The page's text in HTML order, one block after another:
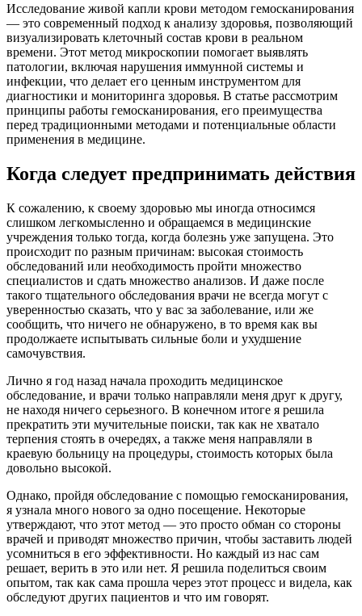
Исследование живой капли крови методом гемосканирования
— это современный подход к анализу здоровья, позволяющий
визуализировать клеточный состав крови в реальном
времени. Этот метод микроскопии помогает выявлять
патологии, включая нарушения иммунной системы и
инфекции, что делает его ценным инструментом для
диагностики и мониторинга здоровья. В статье рассмотрим
принципы работы гемосканирования, его преимущества
перед традиционными методами и потенциальные области
применения в медицине.
Когда следует предпринимать действия
К сожалению, к своему здоровью мы иногда относимся
слишком легкомысленно и обращаемся в медицинские
учреждения только тогда, когда болезнь уже запущена. Это
происходит по разным причинам: высокая стоимость
обследований или необходимость пройти множество
специалистов и сдать множество анализов. И даже после
такого тщательного обследования врачи не всегда могут с
уверенностью сказать, что у вас за заболевание, или же
сообщить, что ничего не обнаружено, в то время как вы
продолжаете испытывать сильные боли и ухудшение
самочувствия.
Лично я год назад начала проходить медицинское
обследование, и врачи только направляли меня друг к другу,
не находя ничего серьезного. В конечном итоге я решила
прекратить эти мучительные поиски, так как не хватало
терпения стоять в очередях, а также меня направляли в
краевую больницу на процедуры, стоимость которых была
довольно высокой.
Однако, пройдя обследование с помощью гемосканирования,
я узнала много нового за одно посещение. Некоторые
утверждают, что этот метод — это просто обман со стороны
врачей и приводят множество причин, чтобы заставить людей
усомниться в его эффективности. Но каждый из нас сам
решает, верить в это или нет. Я решила поделиться своим
опытом, так как сама прошла через этот процесс и видела, как
обследуют других пациентов и что им говорят.